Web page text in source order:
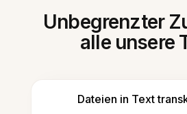
Unbegrenzter
alle unsere
Dateien in Text